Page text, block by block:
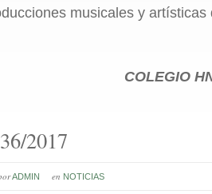
musicales y artísticas
COLEGIO
2017
ADMIN en NOTICIAS